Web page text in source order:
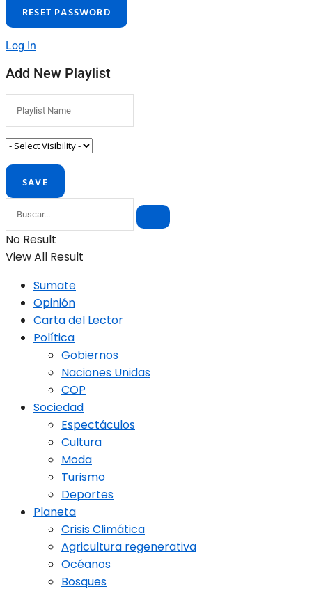
Log In
Add New Playlist
No Result
View All Result
Sumate
Opinión
Carta del Lector
Política
Gobiernos
Naciones Unidas
COP
Sociedad
Espectáculos
Cultura
Moda
Turismo
Deportes
Planeta
Crisis Climática
Agricultura regenerativa
Océanos
Bosques